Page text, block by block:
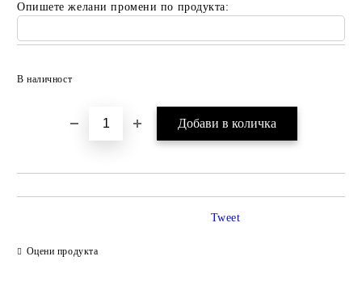
Опишете желани промени по продукта:
В наличност
Оцени продукта
Tweet